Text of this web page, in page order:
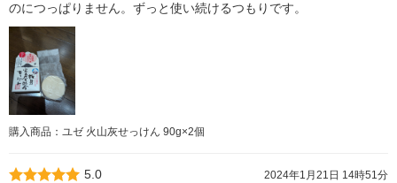
のにつっぱりません。ずっと使い続けるつもりです。
購入商品：ユゼ 火山灰せっけん 90g×2個
5.0
2024年1月21日 14時51分